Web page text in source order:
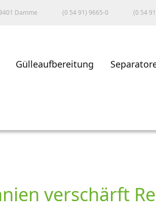
Damme (0 54 91) 9665-0 (0 54
Gülleaufbereitung
verschärft